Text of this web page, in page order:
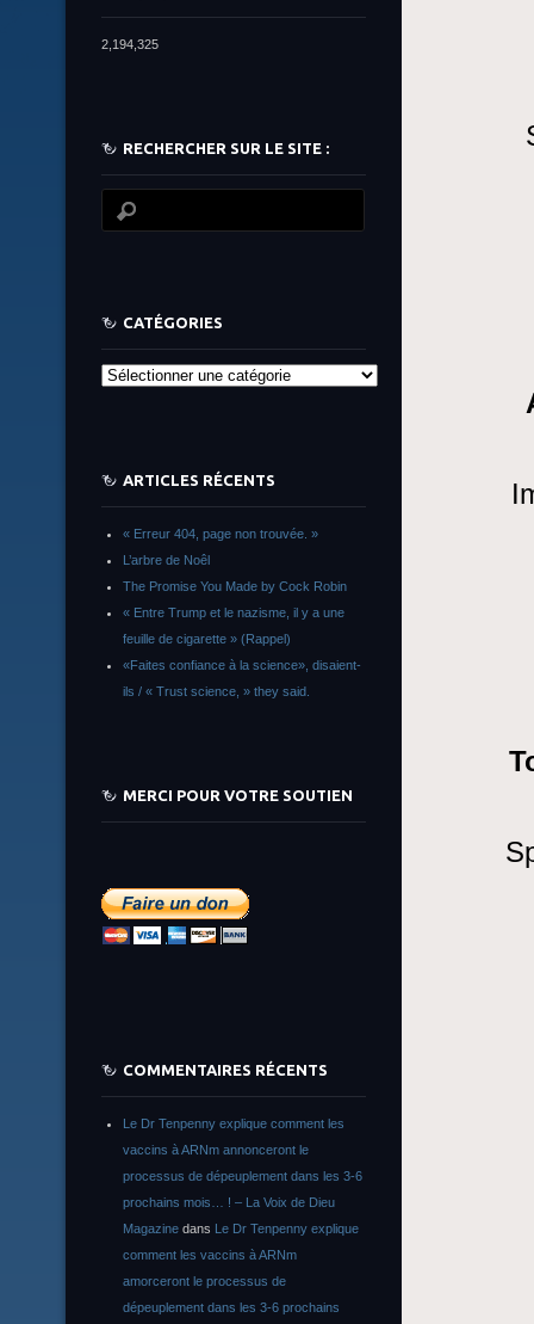
2,194,325
RECHERCHER SUR LE SITE :
CATÉGORIES
Catégories
ARTICLES RÉCENTS
« Erreur 404, page non trouvée. »
L’arbre de Noêl
The Promise You Made by Cock Robin
« Entre Trump et le nazisme, il y a une
feuille de cigarette » (Rappel)
«Faites confiance à la science», disaient-
ils / « Trust science, » they said.
MERCI POUR VOTRE SOUTIEN
COMMENTAIRES RÉCENTS
Le Dr Tenpenny explique comment les
vaccins à ARNm annonceront le
processus de dépeuplement dans les 3-6
prochains mois… ! – La Voix de Dieu
Magazine dans Le Dr Tenpenny explique
comment les vaccins à ARNm
amorceront le processus de
dépeuplement dans les 3-6 prochains